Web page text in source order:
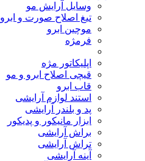
وسایل آرایش مو
تیغ اصلاح صورت و ابرو
موچین ابرو
فرمژه
اپلیکاتور مژه
قیچی اصلاح ابرو و مو
قاب ابرو
استند لوازم آرایشی
پد و بلندر آرایشی
ابزار مانیکور و پدیکور
براش آرایشی
تراش آرایشی
آینه آرایشی